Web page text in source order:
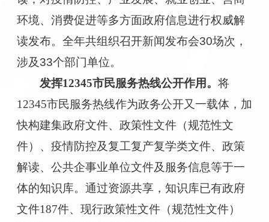
环境、消费促进等多方面政府信息进行权威解
读发布。全年共组织召开新闻发布会30场次，
涉及33个部门单位。
发挥12345市民服务热线公开作用。将
12345市民服务热线作为政务公开又一载体，加
快构建集政府文件、政策性文件（规范性文
件）、疫情防控及复工复产复学类文件、政策
解读、公共企事业单位文件及服务信息等于一
体的知识库。通过资源共享，知识库已有政府
文件187件、现行政策性文件（规范性文件）